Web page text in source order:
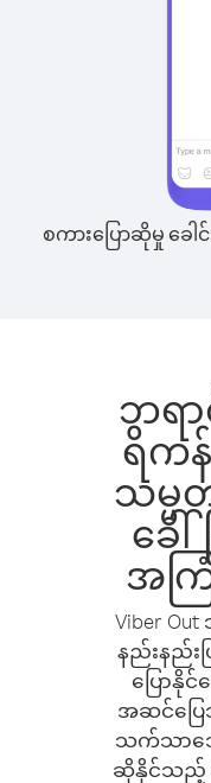
စကားပြောဆိုမှု ခေါင်
ဘရာ
ရိက
သမ္မ
ခေ
အကြံ
Viber
နည်းနည်းဖ
ပြောနို
အဆင်ပြေ
သက်သာသေ
ဆိုနိုင်သည့်